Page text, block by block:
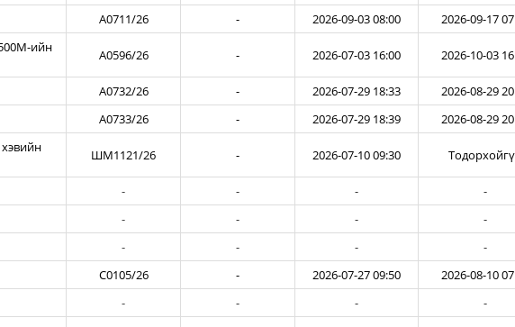
A0711/26 - 2026-09-03 08:00 2026-09-17
ийн
A0596/26 - 2026-07-03 16:00 2026-10-03
A0732/26 - 2026-07-29 18:33
2026-08-29
A0733/26 - 2026-07-29 18:39 2026-08-29
ШМ1121/26 - 2026-07-10 09:30
- - -
-
- - -
-
- - -
-
C0105/26 - 2026-07-27 09:50
2026-08-10
- - -
-